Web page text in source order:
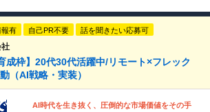
報有 自己PR不要 話を聞きたい応募可
社
成枠】20代30代活躍中/リモート×フレック
（AI戦略・実装）
AI時代を生き抜く、圧倒的な市場価値をその手